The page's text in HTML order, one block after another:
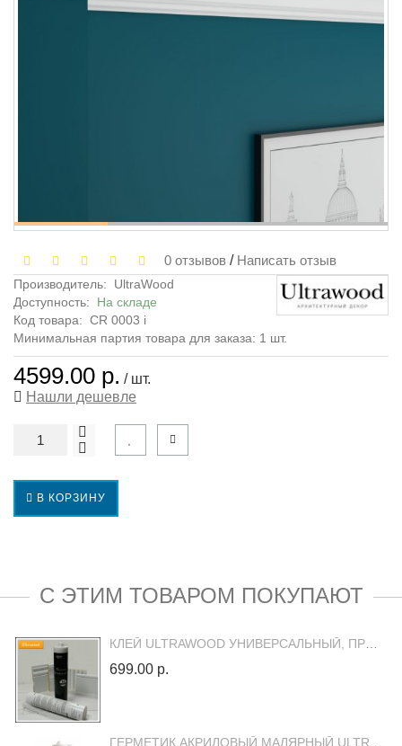
0 отзывов / Написать отзыв
Производитель:
UltraWood
Доступность: На складе
Код товара: CR 0003 i
Минимальная партия товара для заказа: 1 шт.
4599.00 р. / шт.
Нашли дешевле
В КОРЗИНУ
С ЭТИМ ТОВАРОМ ПОКУПАЮТ
699.00 р.